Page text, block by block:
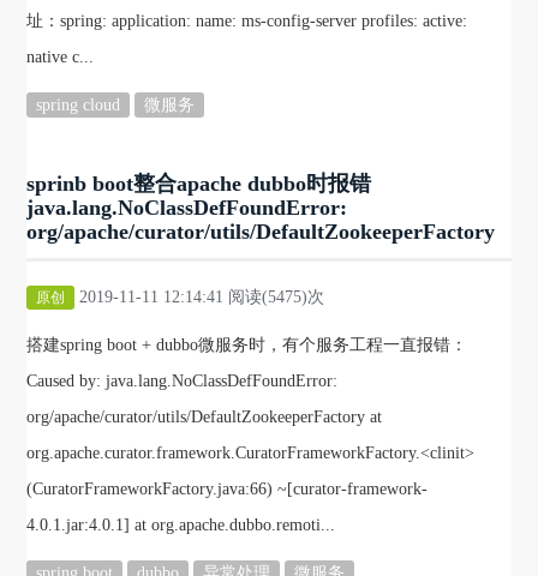
址：spring: application: name: ms-config-server profiles: active:
native c...
spring cloud 微服务
sprinb boot整合apache dubbo时报错
java.lang.NoClassDefFoundError:
org/apache/curator/utils/DefaultZookeeperFactory
原创 2019-11-11 12:14:41 阅读(5475)次
搭建spring boot + dubbo微服务时，有个服务工程一直报错：
Caused by: java.lang.NoClassDefFoundError:
org/apache/curator/utils/DefaultZookeeperFactory at
org.apache.curator.framework.CuratorFrameworkFactory.<clinit>
(CuratorFrameworkFactory.java:66) ~[curator-framework-
4.0.1.jar:4.0.1] at org.apache.dubbo.remoti...